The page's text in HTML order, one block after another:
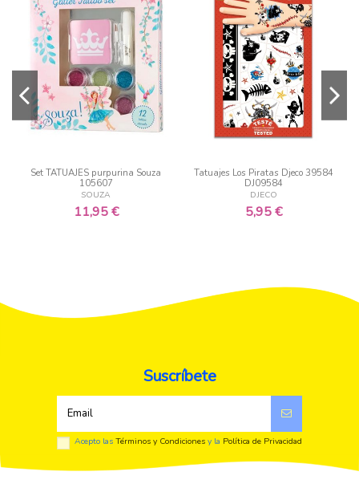
Set TATUAJES purpurina Souza
105607
SOUZA
11,95 €
Tatuajes Los Piratas Djeco 39584
DJ09584
DJECO
5,95 €
Suscríbete
Acepto lasTérminos y Condiciones y la Política de Privacidad